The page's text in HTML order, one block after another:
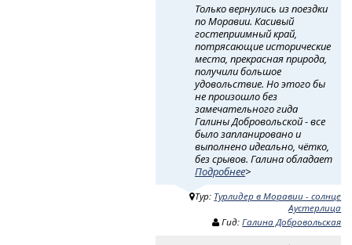
Только вернулись из поездки
по Моравии. Касивый
гостеприимный край,
потрясающие исторические
места, прекрасная природа,
получили большое
удовольствие. Но этого бы
не произошло без
замечательного гида
Галины Добровольской - все
было запланировано и
выполнено идеально, чётко,
без срывов. Галина обладает
Подробнее>
Тур: Турлидер в Моравии - солнце
Аустерлица
Гид:Галина Добровольская